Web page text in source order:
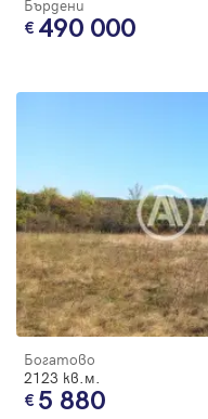
Бърдени
490 000
Богатово
2123 кв.м.
5 880